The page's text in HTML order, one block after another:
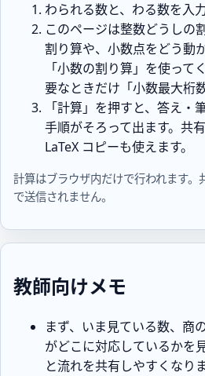
わられる数と、わる数を入
このページは整数どうしの
割り算や、小数点をどう動
「小数の割り算」を使って
要なときだけ「小数最大桁
「計算」を押すと、答え・
手順がそろって出ます。共
LaTeX コピーも使えます。
計算はブラウザ内だけで行われます。
で送信されません。
教師向けメモ
まず、いま見ている数、商
がどこに対応しているかを
と流れを共有しやすくなりま